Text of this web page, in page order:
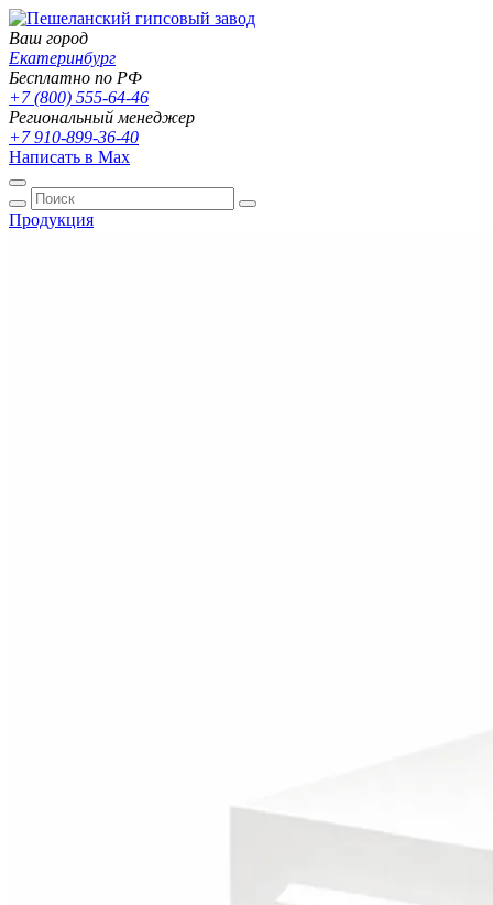
Ваш город
Екатеринбург
Бесплатно по РФ
+7 (800) 555-64-46
Региональный менеджер
+7 910-899-36-40
Написать в Max
Продукция